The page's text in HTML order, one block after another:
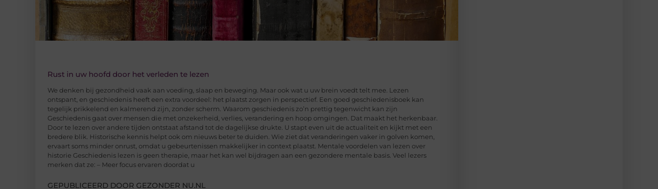
Rust in uw hoofd door het verleden te lezen
We denken bij gezondheid vaak aan voeding, slaap en beweging. Maar ook wat u uw brein voedt telt mee. Lezen
ontspant, en geschiedenis heeft een extra voordeel: het plaatst zorgen in perspectief. Een goed geschiedenisboek kan
tegelijk prikkelend en kalmerend zijn, zonder scherm. Waarom geschiedenis zo’n prettig tegenwicht kan zijn
Geschiedenis gaat over mensen die met onzekerheid, verlies, verandering en hoop omgingen. Dat maakt het herkenbaar.
Door te lezen over andere tijden ontstaat afstand tot de dagelijkse drukte. U stapt even uit de actualiteit en kijkt met een
bredere blik. Historische kennis helpt ook om nieuws beter te duiden. Wie ziet dat veranderingen vaker in golven komen,
ervaart soms minder onrust, omdat u gebeurtenissen makkelijker in context plaatst. Mentale voordelen van lezen over
historie Geschiedenis lezen is geen therapie, maar het kan wel bijdragen aan een gezondere mentale basis. Veel lezers
merken dat ze: – Meer focus ervaren doordat u
GEPUBLICEERD DOOR GEZONDER NU.NL